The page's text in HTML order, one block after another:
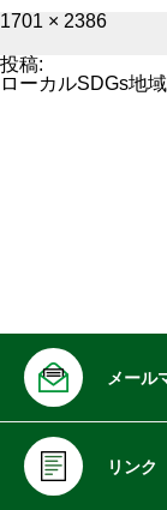
フ
サ
イ
ズ
1701 × 2386
投稿:
ローカルSDGs地
メール
リンク